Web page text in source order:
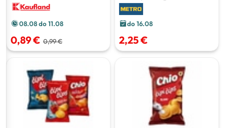
08.08 do 11.08
0,89 € 0,99 €
do 16.08
2,25 €